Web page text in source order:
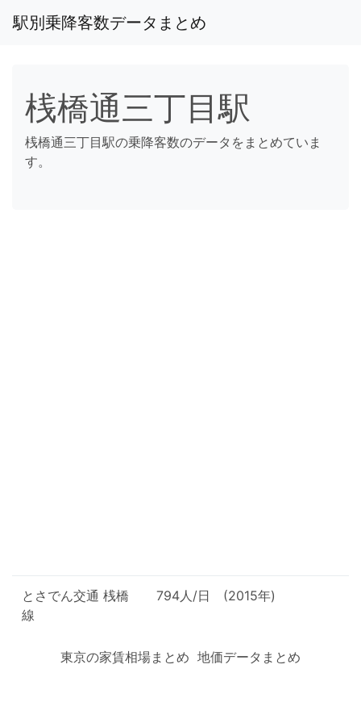
駅別乗降客数データまとめ
桟橋通三丁目駅
桟橋通三丁目駅の乗降客数のデータをまとめていま
す。
とさでん交通 桟橋
線
794人/日 (2015年)
東京の家賃相場まとめ 地価データまとめ